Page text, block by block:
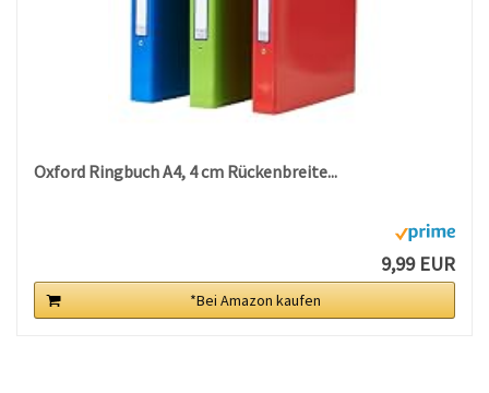
Oxford Ringbuch A4, 4 cm Rückenbreite...
9,99 EUR
*Bei Amazon kaufen